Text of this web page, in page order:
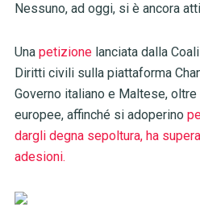
Nessuno, ad oggi, si è ancora
Una petizionelanciata dalla
Diritti civili sulla piattaforma
Governo italiano e Maltese,
europee, affinché si adoperino
dargli degna sepoltura, ha
adesioni.